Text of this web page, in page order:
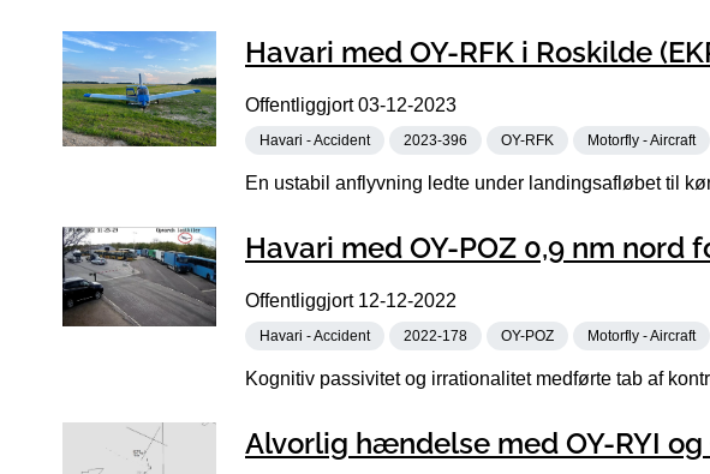
Havari med OY-RFK i Roskilde
Offentliggjort03-12-2023
Havari - Accident 2023-396 OY-RFK Motorfly - Aircraft
En ustabil anflyvning ledte under landingsafløbet til
Havari med OY-POZ 0,9 nm nord
Offentliggjort 12-12-2022
Havari - Accident 2022-178 OY-POZ Motorfly - Aircraft
Kognitiv passivitet og irrationalitet medførte tab af
Alvorlig hændelse med OY-RYI og